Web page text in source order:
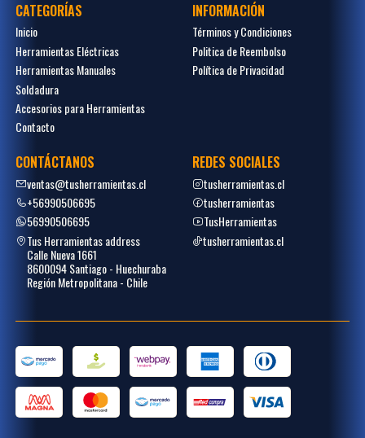
CATEGORÍAS
Inicio
Herramientas Eléctricas
Herramientas Manuales
Soldadura
Accesorios para Herramientas
Contacto
INFORMACIÓN
Términos y Condiciones
Politica de Reembolso
Política de Privacidad
CONTÁCTANOS
ventas@tusherramientas.cl
+56990506695
56990506695
Tus Herramientas address
Calle Nueva 1661
8600094 Santiago - Huechuraba
Región Metropolitana - Chile
REDES SOCIALES
tusherramientas.cl
tusherramientas
TusHerramientas
tusherramientas.cl